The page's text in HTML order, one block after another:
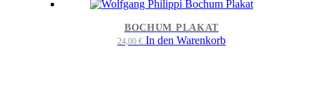
BOCHUM PLAKAT
24,00 € In den Warenkorb